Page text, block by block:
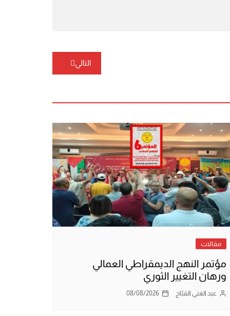
التالي
مقالات
مؤتمر النهج الديمقراطي العمالي
ورهان التغيير الثوري
عبد الغني القبّاج 08/08/2026